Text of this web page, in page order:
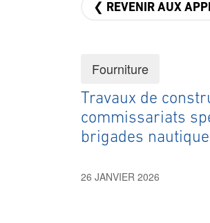
❮ REVENIR AUX
Fourniture
Travaux de
commissariats
brigades
26 JANVIER 2026